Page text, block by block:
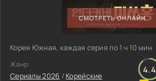
СМОТРЕТЬ ОНЛАЙН
Корея Южная, каждая серия по 1 ч 10 мин
Жанр:
Сериалы 2026 / Корейские
4.4